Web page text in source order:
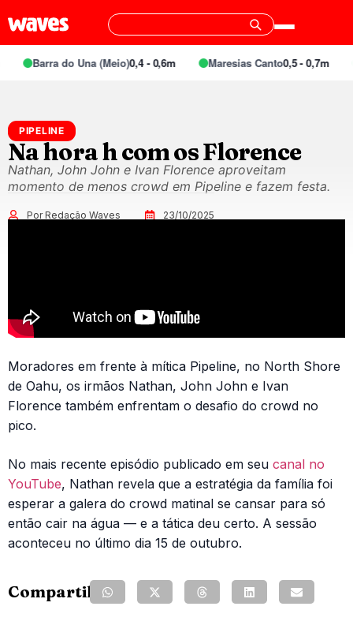
Barra do Una (Meio)0,4 - 0,6m Maresias Canto0,5 - 0,7m
PIPELINE
Na hora h com os Florence
Nathan, John John e Ivan Florence aproveitam
momento de menos crowd em Pipeline e fazem festa.
Por Redação Waves 23/10/2025
Moradores em frente à mítica Pipeline, no North Shore
de Oahu, os irmãos Nathan, John John e Ivan
Florence também enfrentam o desafio do crowd no
pico.
No mais recente episódio publicado em seu canal no
YouTube, Nathan revela que a estratégia da família foi
esperar a galera do crowd matinal se cansar para só
então cair na água — e a tática deu certo. A sessão
aconteceu no último dia 15 de outubro.
Compartilhe: